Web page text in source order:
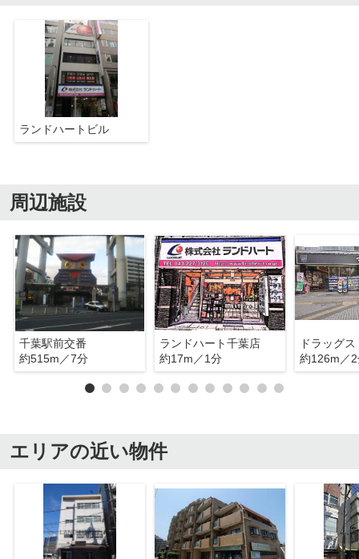
ランドハートビル
周辺施設
千葉駅前交番
約515m／7分
ランドハート千葉店
約17m／1分
約126m／
エリアの近い物件